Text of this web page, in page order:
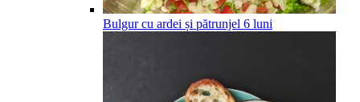
Bulgur cu ardei și pătrunjel 6 luni